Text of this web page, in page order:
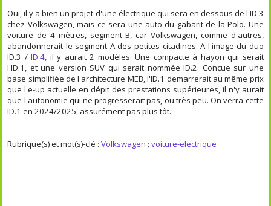
Oui, il y a bien un projet d'une électrique qui sera en dessous de l'ID.3
chez Volkswagen, mais ce sera une auto du gabarit de la Polo. Une
voiture de 4 mètres, segment B, car Volkswagen, comme d'autres,
abandonnerait le segment A des petites citadines. A l'image du duo
ID.3 /ID.4, il y aurait 2 modèles. Une compacte à hayon qui serait
l'ID.1, et une version SUV qui serait nommée ID.2. Conçue sur une
base simplifiée de l'architecture MEB, l'ID.1 demarrerait au même prix
que l'e-up actuelle en dépit des prestations supérieures, il n'y aurait
que l'autonomie qui ne progresserait pas, ou très peu. On verra cette
ID.1 en 2024/2025, assurément pas plus tôt.
Rubrique(s) et mot(s)-clé :Volkswagen ;voiture-electrique